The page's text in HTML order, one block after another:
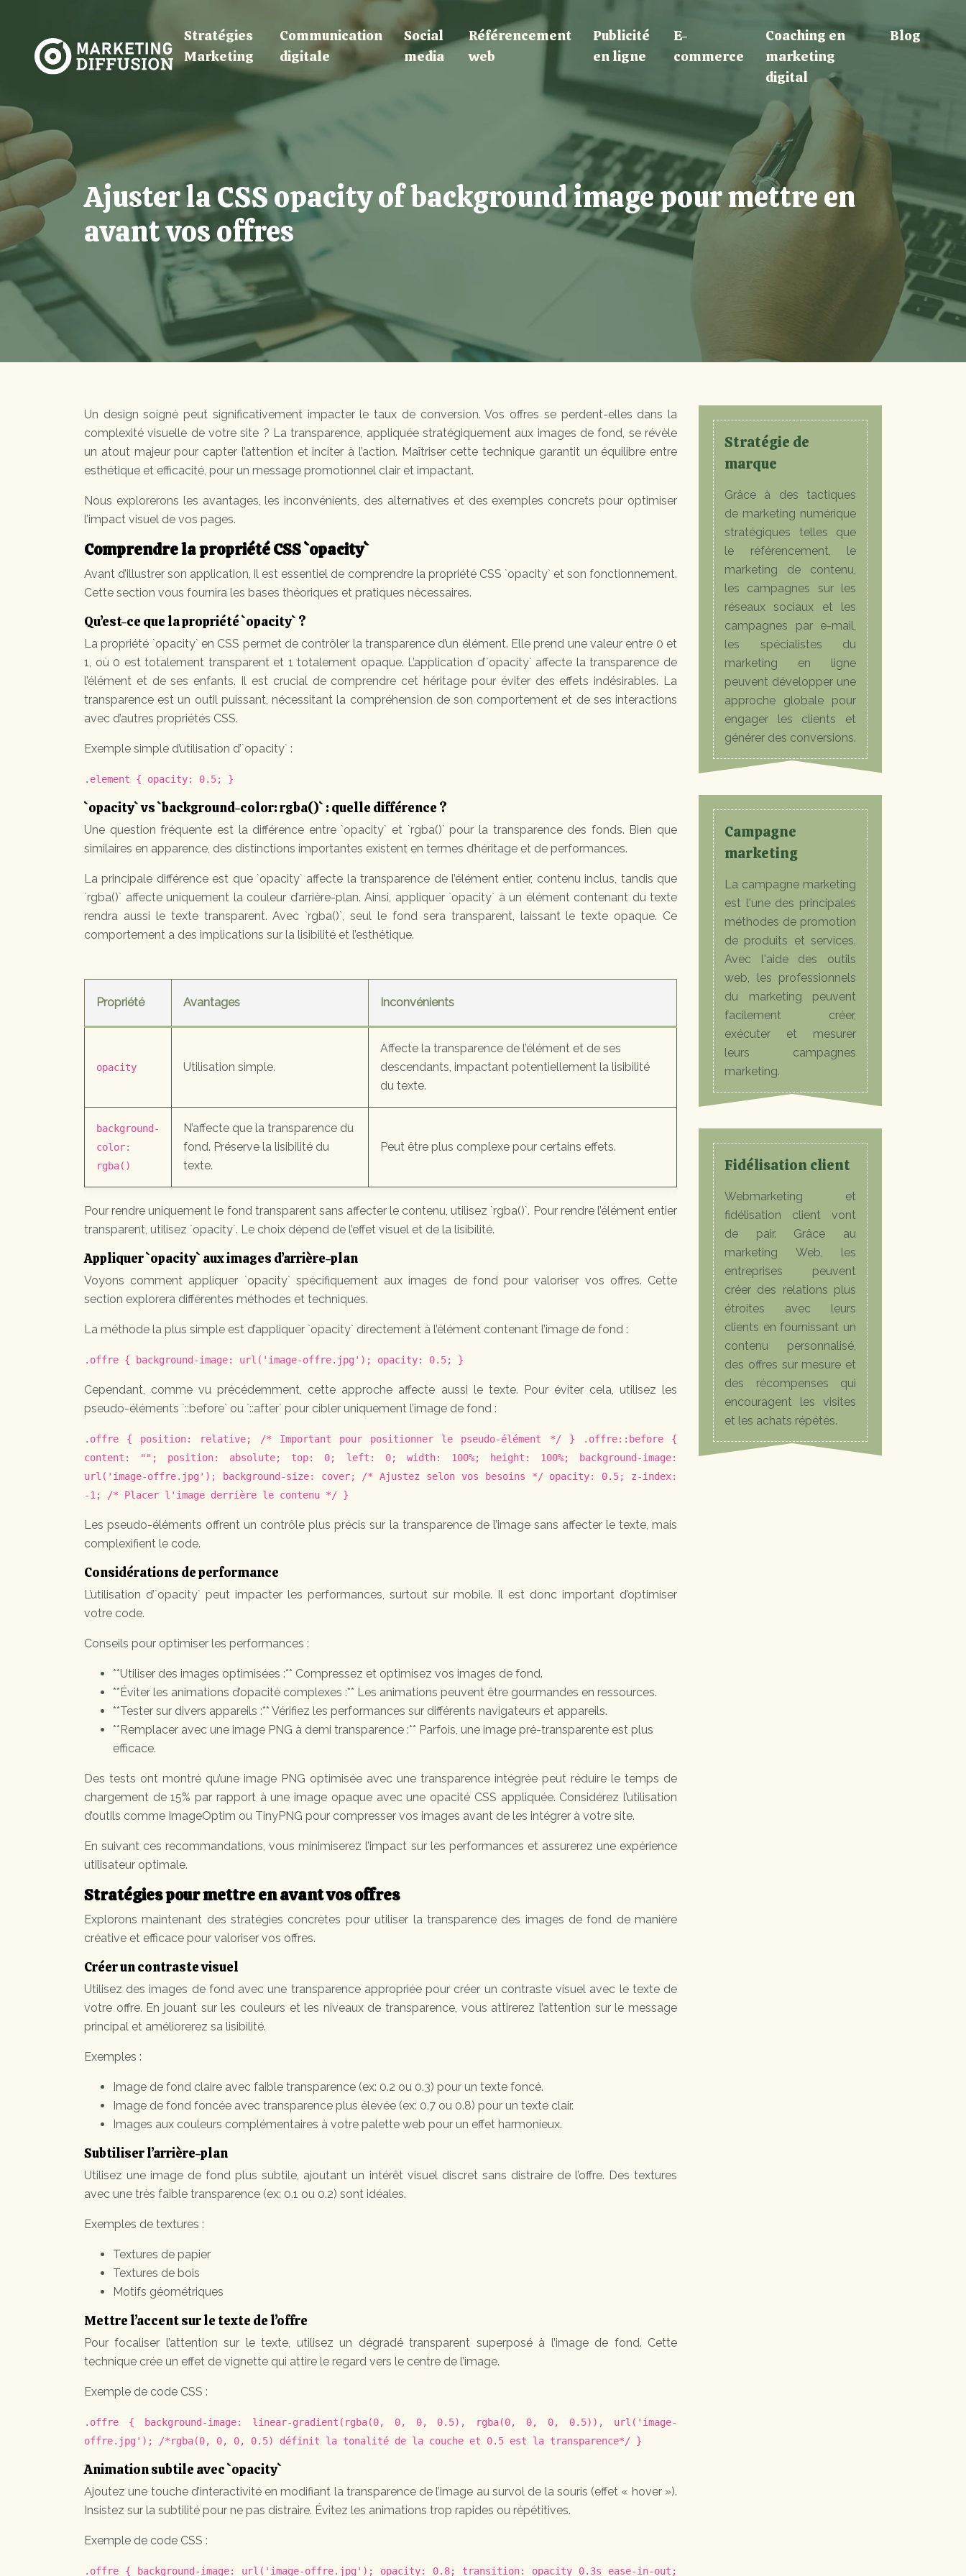
Stratégies
Marketing
Communication
digitale
Social
media
Référencement
web
Publicité
en ligne
E-
commerce
Coaching en
marketing
digital
Blog
Ajuster la CSS opacity of background image pour mettre en
avant vos offres
Un design soigné peut significativement impacter le taux de conversion. Vos offres se perdent-elles dans la
complexité visuelle de votre site ? La transparence, appliquée stratégiquement aux images de fond, se révèle
un atout majeur pour capter l’attention et inciter à l’action. Maîtriser cette technique garantit un équilibre entre
esthétique et efficacité, pour un message promotionnel clair et impactant.
Nous explorerons les avantages, les inconvénients, des alternatives et des exemples concrets pour optimiser
l’impact visuel de vos pages.
Comprendre la propriété CSS `opacity`
Avant d’illustrer son application, il est essentiel de comprendre la propriété CSS `opacity` et son fonctionnement.
Cette section vous fournira les bases théoriques et pratiques nécessaires.
Qu’est-ce que la propriété `opacity` ?
La propriété `opacity` en CSS permet de contrôler la transparence d’un élément. Elle prend une valeur entre 0 et
1, où 0 est totalement transparent et 1 totalement opaque. L’application d’`opacity` affecte la transparence de
l’élément et de ses enfants. Il est crucial de comprendre cet héritage pour éviter des effets indésirables. La
transparence est un outil puissant, nécessitant la compréhension de son comportement et de ses interactions
avec d’autres propriétés CSS.
Exemple simple d’utilisation d’`opacity` :
.element { opacity: 0.5; }
`opacity` vs `background-color: rgba()` : quelle différence ?
Une question fréquente est la différence entre `opacity` et `rgba()` pour la transparence des fonds. Bien que
similaires en apparence, des distinctions importantes existent en termes d’héritage et de performances.
La principale différence est que `opacity` affecte la transparence de l’élément entier, contenu inclus, tandis que
`rgba()` affecte uniquement la couleur d’arrière-plan. Ainsi, appliquer `opacity` à un élément contenant du texte
rendra aussi le texte transparent. Avec `rgba()`, seul le fond sera transparent, laissant le texte opaque. Ce
comportement a des implications sur la lisibilité et l’esthétique.
Propriété Avantages Inconvénients
opacity Utilisation simple.
Affecte la transparence de l’élément et de ses
descendants, impactant potentiellement la lisibilité
du texte.
background-
color:
rgba()
N’affecte que la transparence du
fond. Préserve la lisibilité du
texte.
Peut être plus complexe pour certains effets.
Pour rendre uniquement le fond transparent sans affecter le contenu, utilisez `rgba()`. Pour rendre l’élément entier
transparent, utilisez `opacity`. Le choix dépend de l’effet visuel et de la lisibilité.
Appliquer `opacity` aux images d’arrière-plan
Voyons comment appliquer `opacity` spécifiquement aux images de fond pour valoriser vos offres. Cette
section explorera différentes méthodes et techniques.
La méthode la plus simple est d’appliquer `opacity` directement à l’élément contenant l’image de fond :
.offre { background-image: url('image-offre.jpg'); opacity: 0.5; }
Cependant, comme vu précédemment, cette approche affecte aussi le texte. Pour éviter cela, utilisez les
pseudo-éléments `::before` ou `::after` pour cibler uniquement l’image de fond :
.offre { position: relative; /* Important pour positionner le pseudo-élément */ } .offre::before {
content: ""; position: absolute; top: 0; left: 0; width: 100%; height: 100%; background-image:
url('image-offre.jpg'); background-size: cover; /* Ajustez selon vos besoins */ opacity: 0.5; z-index:
-1; /* Placer l'image derrière le contenu */ }
Les pseudo-éléments offrent un contrôle plus précis sur la transparence de l’image sans affecter le texte, mais
complexifient le code.
Considérations de performance
L’utilisation d’`opacity` peut impacter les performances, surtout sur mobile. Il est donc important d’optimiser
votre code.
Conseils pour optimiser les performances :
**Utiliser des images optimisées :** Compressez et optimisez vos images de fond.
**Éviter les animations d’opacité complexes :** Les animations peuvent être gourmandes en ressources.
**Tester sur divers appareils :** Vérifiez les performances sur différents navigateurs et appareils.
**Remplacer avec une image PNG à demi transparence :** Parfois, une image pré-transparente est plus
efficace.
Des tests ont montré qu’une image PNG optimisée avec une transparence intégrée peut réduire le temps de
chargement de 15% par rapport à une image opaque avec une opacité CSS appliquée. Considérez l’utilisation
d’outils comme ImageOptim ou TinyPNG pour compresser vos images avant de les intégrer à votre site.
En suivant ces recommandations, vous minimiserez l’impact sur les performances et assurerez une expérience
utilisateur optimale.
Stratégies pour mettre en avant vos offres
Explorons maintenant des stratégies concrètes pour utiliser la transparence des images de fond de manière
créative et efficace pour valoriser vos offres.
Créer un contraste visuel
Utilisez des images de fond avec une transparence appropriée pour créer un contraste visuel avec le texte de
votre offre. En jouant sur les couleurs et les niveaux de transparence, vous attirerez l’attention sur le message
principal et améliorerez sa lisibilité.
Exemples :
Image de fond claire avec faible transparence (ex: 0.2 ou 0.3) pour un texte foncé.
Image de fond foncée avec transparence plus élevée (ex: 0.7 ou 0.8) pour un texte clair.
Images aux couleurs complémentaires à votre palette web pour un effet harmonieux.
Subtiliser l’arrière-plan
Utilisez une image de fond plus subtile, ajoutant un intérêt visuel discret sans distraire de l’offre. Des textures
avec une très faible transparence (ex: 0.1 ou 0.2) sont idéales.
Exemples de textures :
Textures de papier
Textures de bois
Motifs géométriques
Mettre l’accent sur le texte de l’offre
Pour focaliser l’attention sur le texte, utilisez un dégradé transparent superposé à l’image de fond. Cette
technique crée un effet de vignette qui attire le regard vers le centre de l’image.
Exemple de code CSS :
.offre { background-image: linear-gradient(rgba(0, 0, 0, 0.5), rgba(0, 0, 0, 0.5)), url('image-
offre.jpg'); /*rgba(0, 0, 0, 0.5) définit la tonalité de la couche et 0.5 est la transparence*/ }
Animation subtile avec `opacity`
Ajoutez une touche d’interactivité en modifiant la transparence de l’image au survol de la souris (effet « hover »).
Insistez sur la subtilité pour ne pas distraire. Évitez les animations trop rapides ou répétitives.
Exemple de code CSS :
.offre { background-image: url('image-offre.jpg'); opacity: 0.8; transition: opacity 0.3s ease-in-out;
Stratégie de
marque
Grâce à des tactiques
de marketing numérique
stratégiques telles que
le référencement, le
marketing de contenu,
les campagnes sur les
réseaux sociaux et les
campagnes par e-mail,
les spécialistes du
marketing en ligne
peuvent développer une
approche globale pour
engager les clients et
générer des conversions.
Campagne
marketing
La campagne marketing
est l'une des principales
méthodes de promotion
de produits et services.
Avec l'aide des outils
web, les professionnels
du marketing peuvent
facilement créer,
exécuter et mesurer
leurs campagnes
marketing.
Fidélisation client
Webmarketing et
fidélisation client vont
de pair. Grâce au
marketing Web, les
entreprises peuvent
créer des relations plus
étroites avec leurs
clients en fournissant un
contenu personnalisé,
des offres sur mesure et
des récompenses qui
encouragent les visites
et les achats répétés.